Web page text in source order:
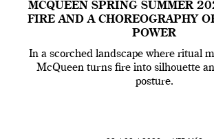
MCQUEEN SPRING SUMMER
FIRE AND A CHOREOGRAPHY
POWER
In a scorched landscape where ritual
McQueen turns fire into silhouette
posture.